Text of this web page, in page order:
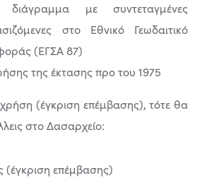
διάγραμμα με συντεταγμένες
στο Εθνικό Γεωδαιτικό
(ΕΓΣΑ 87)
της έκτασης προ του 1975
(έγκριση επέμβασης), τότε θα
στο Δασαρχείο:
(έγκριση επέμβασης)